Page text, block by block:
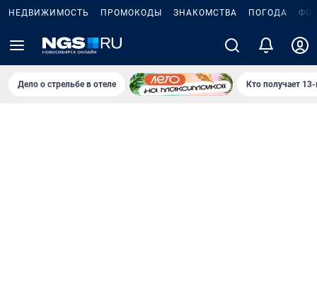
НЕДВИЖИМОСТЬ ПРОМОКОДЫ ЗНАКОМСТВА ПОГОДА
Дело о стрельбе в отеле Кто получает